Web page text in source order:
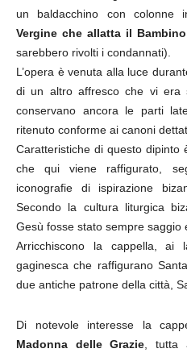
un baldacchino con colonne
Vergine che allatta il Bambino
sarebbero rivolti i condannati).
L’opera è venuta alla luce
di un altro affresco che vi era
conservano ancora le parti
ritenuto conforme ai canoni
Caratteristiche di questo dipinto
che qui viene raffigurato,
iconografie di ispirazione
Secondo la cultura liturgica
Gesù fosse stato sempre saggio
Arricchiscono la cappella, ai
gaginesca che raffigurano
due antiche patrone della città,
Di notevole interesse la
Madonna delle Grazie , tutta